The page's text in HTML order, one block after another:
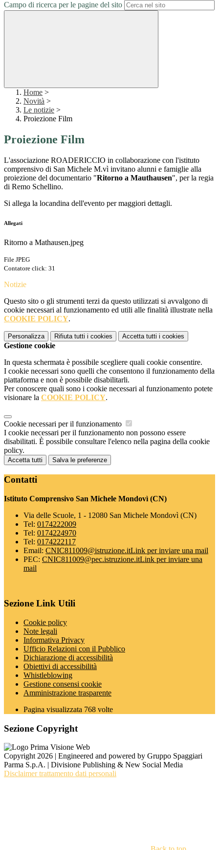
Campo di ricerca per le pagine del sito
Home >
Novità >
Le notizie >
Proiezione Film
Proiezione Film
L'associazione ROADERICCIO in collaborazione con l'istituto
comprensivo di San Michele M.vì invitano alunni e famiglie alla
proiezione del documentario "Ritorno a Mauthausen", per la regia
di Remo Schellino.
Si allega la locandina dell'evento per maggiori dettagli.
Allegati
Ritorno a Mathausen.jpeg
File JPEG
Contatore click: 31
Notizie
Questo sito o gli strumenti terzi da questo utilizzati si avvalgono di
cookie necessari al funzionamento ed utili alle finalità illustrate nella
COOKIE POLICY.
Personalizza Rifiuta tutti i cookies Accetta tutti i cookies
Gestione cookie
In questa schermata è possibile scegliere quali cookie consentire.
I cookie necessari sono quelli che consentono il funzionamento della
piattaforma e non è possibile disabilitarli.
Per conoscere quali sono i cookie necessari al funzionamento potete
visionare la COOKIE POLICY.
Cookie necessari per il funzionamento
I cookie necessari per il funzionamento non possono essere
disabilitati. È possibile consultare l'elenco nella pagina della cookie
policy.
Accetta tutti Salva le preferenze
Contatti
Istituto Comprensivo San Michele Mondovì (CN)
Via delle Scuole, 1 - 12080 San Michele Mondovì (CN)
Tel: 0174222009
Tel: 0174224970
Tel: 0174222117
Email: CNIC811009@istruzione.itLink per inviare una mail
PEC: CNIC811009@pec.istruzione.itLink per inviare una
mail
Sezione Link Utili
Cookie policy
Note legali
Informativa Privacy
Ufficio Relazioni con il Pubblico
Dichiarazione di accessibilità
Obiettivi di accessibilità
Whistleblowing
Gestione consensi cookie
Amministrazione trasparente
Pagina visualizzata 768 volte
Sezione Copyright
Copyright 2026 | Engineered and powered by Gruppo Spaggiari
Parma S.p.A. | Divisione Publishing & New Social Media
Disclaimer trattamento dati personali